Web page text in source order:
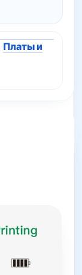
Платы и